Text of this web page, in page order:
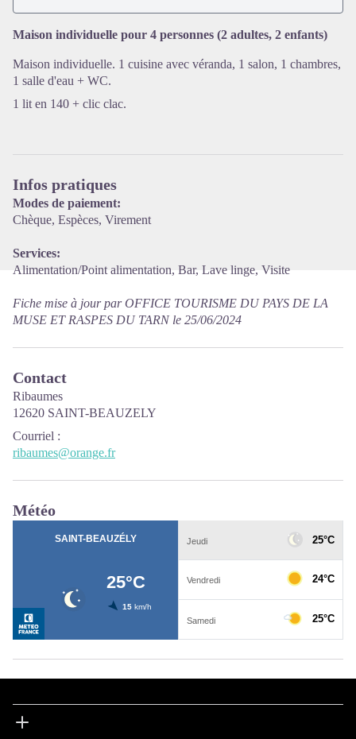
Maison individuelle pour 4 personnes (2 adultes, 2 enfants)
Maison individuelle. 1 cuisine avec véranda, 1 salon, 1 chambres,
1 salle d'eau + WC.
1 lit en 140 + clic clac.
Infos pratiques
Modes de paiement:
Chèque, Espèces, Virement
Services:
Alimentation/Point alimentation, Bar, Lave linge, Visite
Fiche mise à jour par OFFICE TOURISME DU PAYS DE LA
MUSE ET RASPES DU TARN le 25/06/2024
Contact
Ribaumes
12620 SAINT-BEAUZELY
Courriel :
ribaumes@orange.fr
Météo